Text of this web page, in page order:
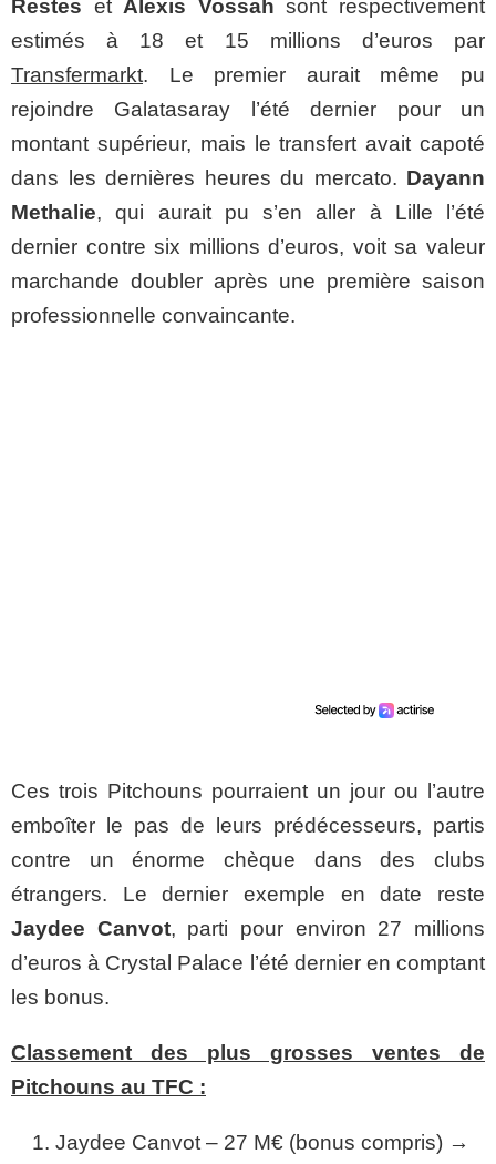
Restes et Alexis Vossah sont respectivement
estimés à 18 et 15 millions d’euros par
Transfermarkt. Le premier aurait même pu
rejoindre Galatasaray l’été dernier pour un
montant supérieur, mais le transfert avait capoté
dans les dernières heures du mercato. Dayann
Methalie, qui aurait pu s’en aller à Lille l’été
dernier contre six millions d’euros, voit sa valeur
marchande doubler après une première saison
professionnelle convaincante.
Ces trois Pitchouns pourraient un jour ou l’autre
emboîter le pas de leurs prédécesseurs, partis
contre un énorme chèque dans des clubs
étrangers. Le dernier exemple en date reste
Jaydee Canvot, parti pour environ 27 millions
d’euros à Crystal Palace l’été dernier en comptant
les bonus.
Classement des plus grosses ventes de
Pitchouns au TFC :
Jaydee Canvot – 27 M€ (bonus compris) →